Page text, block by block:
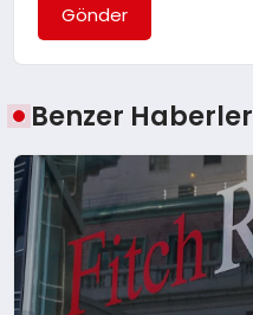
Gönder
Benzer Haberler